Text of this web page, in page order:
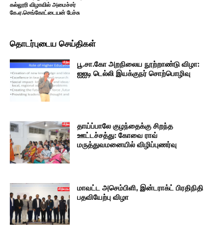
கல்லூரி விழாவில் அமைச்சர்
கே.ஏ.செங்கோட்டையன் பேச்சு
தொடர்புடைய செய்திகள்
பூ.சா.கோ அறநிலைய நூற்றாண்டு விழா:
ஐஐடி டெல்லி இயக்குநர் சொற்பொழிவு
தாய்ப்பாலே குழந்தைக்கு சிறந்த
ஊட்டச்சத்து: கோவை ராவ்
மருத்துவமனையில் விழிப்புணர்வு
மாவட்ட அசெம்பிளி, இன்டராக்ட் பிரதிநிதி
பதவியேற்பு விழா